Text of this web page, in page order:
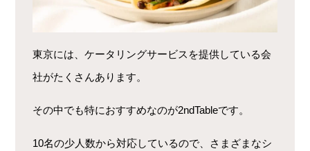
東京には、ケータリングサービスを提供している会
社がたくさんあります。
その中でも特におすすめなのが2ndTableです。
10名の少人数から対応しているので、さまざまなシ